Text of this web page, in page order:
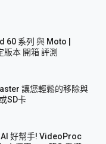
60 系列 與 Moto |
本 開箱 評測
讓您輕鬆的移除與
SD卡
好幫手! VideoProc